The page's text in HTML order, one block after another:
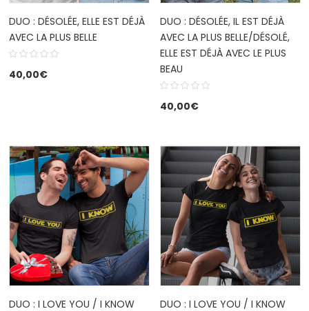
DUO : DÉSOLÉE, ELLE EST DÉJÀ
AVEC LA PLUS BELLE
40,00€
DUO : DÉSOLÉE, IL EST DÉJÀ
AVEC LA PLUS BELLE/DÉSOLÉ,
ELLE EST DÉJÀ AVEC LE PLUS
BEAU
40,00€
DUO : I LOVE YOU / I KNOW DUO : I LOVE YOU / I KNOW